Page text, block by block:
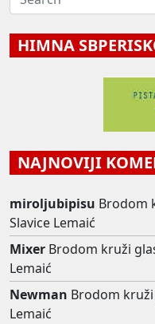
HIMNA
NAJNOVIJI
miroljubipisu Brodom
Slavice Lemaić
Mixer Brodom kruži
Lemaić
Newman Brodom kruži
Lemaić